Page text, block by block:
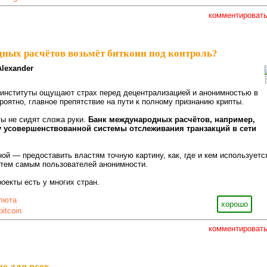
комментировать
расчётов возьмёт биткоин под контроль?
ощущают страх перед децентрализацией и анонимностью в
главное препятствие на пути к полному признанию крипты.
не сидят сложа руки. Банк международных расчётов, например,
усовершенствованной системы отслеживания транзакций в сети
— предоставить властям точную картину, как, где и кем
самым пользователей анонимности.
есть у многих стран.
хорошо
комментировать